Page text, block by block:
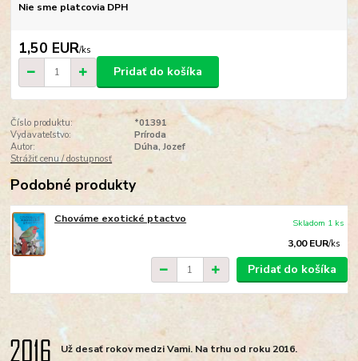
Nie sme platcovia DPH
1,50 EUR/ks
Pridať do košíka
Číslo produktu:
*01391
Vydavateľstvo:
Príroda
Autor:
Dúha, Jozef
Strážiť cenu / dostupnosť
Podobné produkty
Chováme exotické ptactvo
3,00 EUR/ks
Skladom 1 ks
Pridať do košíka
Už desať rokov medzi Vami. Na trhu od roku 2016.